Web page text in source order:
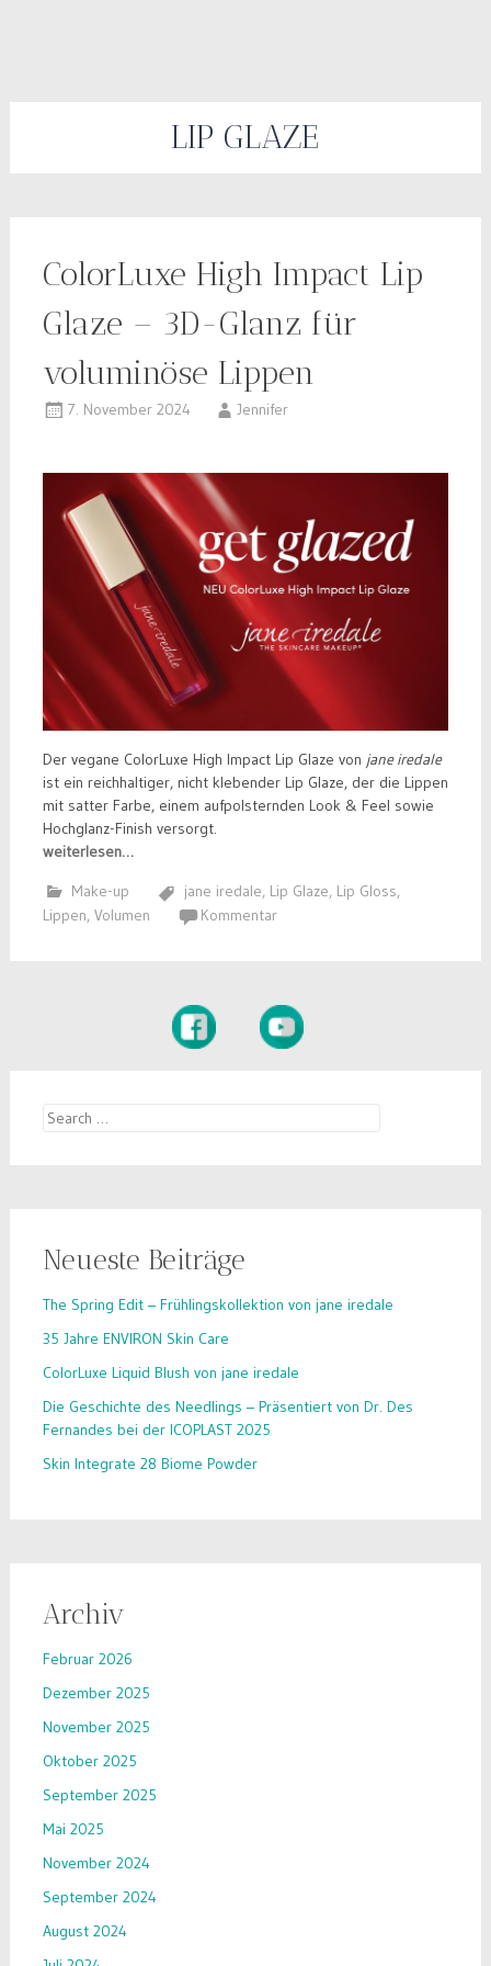
LIP GLAZE
ColorLuxe High Impact Lip
Glaze – 3D-Glanz für
voluminöse Lippen
7. November 2024 Jennifer
Der vegane ColorLuxe High Impact Lip Glaze von jane iredale
ist ein reichhaltiger, nicht klebender Lip Glaze, der die Lippen
mit satter Farbe, einem aufpolsternden Look & Feel sowie
Hochglanz-Finish versorgt.
weiterlesen…
Make-up
jane iredale, Lip Glaze, Lip Gloss,
Lippen, Volumen Kommentar
Search
Neueste Beiträge
The Spring Edit – Frühlingskollektion von jane iredale
35 Jahre ENVIRON Skin Care
ColorLuxe Liquid Blush von jane iredale
Die Geschichte des Needlings – Präsentiert von Dr. Des
Fernandes bei der ICOPLAST 2025
Skin Integrate 28 Biome Powder
Archiv
Februar 2026
Dezember 2025
November 2025
Oktober 2025
September 2025
Mai 2025
November 2024
September 2024
August 2024